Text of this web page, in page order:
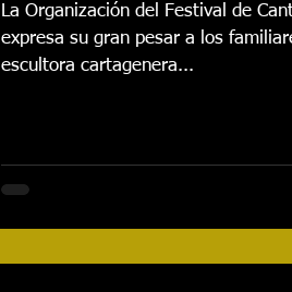
La Organización del Festival de
expresa su gran pesar a los
escultora cartagenera...